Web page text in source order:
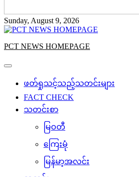
Sunday, August 9, 2026
PCT NEWS HOMEPAGE
ဖတ်ရှုသင့်သည့်သတင်းများ
FACT CHECK
သတင်းစာ
မြဝတီ
ကြေးမုံ
မြန်မာ့အလင်း